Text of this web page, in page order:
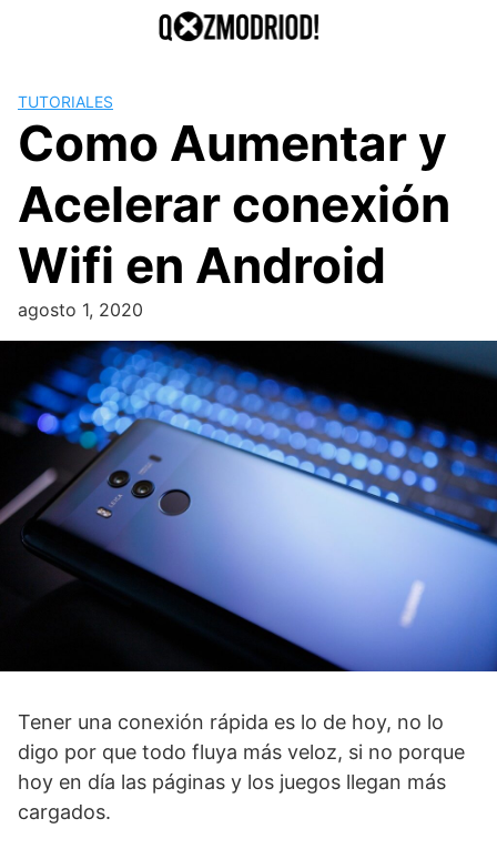
TUTORIALES
Como Aumentar y
Acelerar conexión
Wifi en Android
agosto 1, 2020
Tener una conexión rápida es lo de hoy, no lo
digo por que todo fluya más veloz, si no porque
hoy en día las páginas y los juegos llegan más
cargados.